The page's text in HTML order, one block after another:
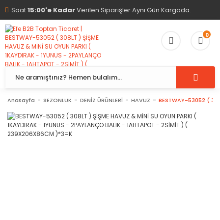
Saat15:00'e KadarVerilen Siparişler Aynı Gün Kargoda.
0
Anasayfa SEZONLUK DENİZ ÜRÜNLERİ HAVUZ BESTWAY-53052 (